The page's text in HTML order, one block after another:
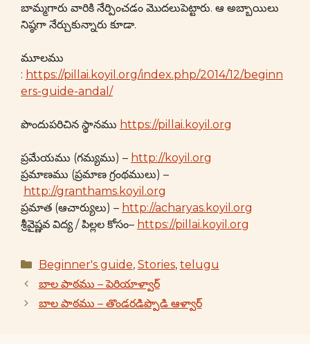
బామ్మగారు వారికి నేర్పించడం మొదలుపెట్టారు. ఆ అబ్బాయిలు
నిష్ఠగా నేర్చుకున్నారు కూడా.
మూలము
: https://pillai.koyil.org/index.php/2014/12/beginn
ers-guide-andal/
పొందుపరిచిన స్థానము https://pillai.koyil.org
ప్రమేయము (గమ్యము) – http://koyil.org
ప్రమాణము (ప్రమాణ గ్రంథములు) –
http://granthams.koyil.org
ప్రమాత (ఆచార్యులు) – http://acharyas.koyil.org
శ్రీవైష్ణవ విద్య / పిల్లల కోసం– https://pillai.koyil.org
Categories
Beginner's guide, Stories, telugu
బాల పాఠము – పెరియాళ్వార్
బాల పాఠము – తొండరడిప్పొడి ఆళ్వార్